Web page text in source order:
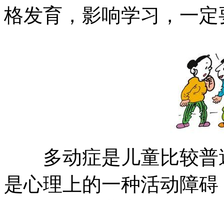
格发育，影响学习，一
多动症是儿童比较普
是心理上的一种活动障